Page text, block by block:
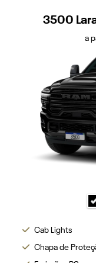
3500
a
Cab Lights
Chapa de